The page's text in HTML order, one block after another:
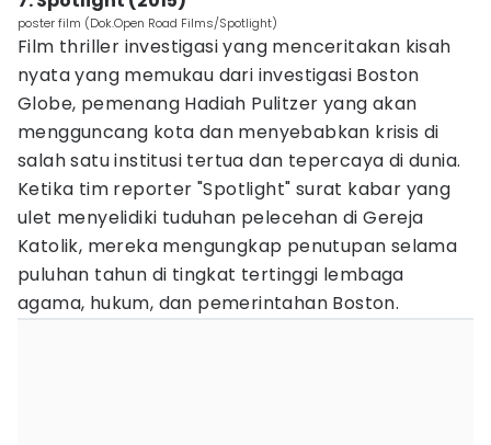
poster film (Dok.Open Road Films/Spotlight)
Film thriller investigasi yang menceritakan kisah
nyata yang memukau dari investigasi Boston
Globe, pemenang Hadiah Pulitzer yang akan
mengguncang kota dan menyebabkan krisis di
salah satu institusi tertua dan tepercaya di dunia.
Ketika tim reporter "Spotlight" surat kabar yang
ulet menyelidiki tuduhan pelecehan di Gereja
Katolik, mereka mengungkap penutupan selama
puluhan tahun di tingkat tertinggi lembaga
agama, hukum, dan pemerintahan Boston.